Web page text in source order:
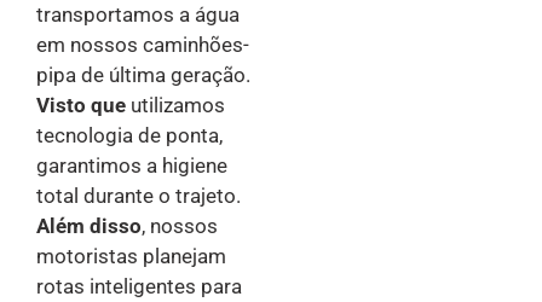
transportamos a água
em nossos caminhões-
pipa de última geração.
Visto que utilizamos
tecnologia de ponta,
garantimos a higiene
total durante o trajeto.
Além disso, nossos
motoristas planejam
rotas inteligentes para